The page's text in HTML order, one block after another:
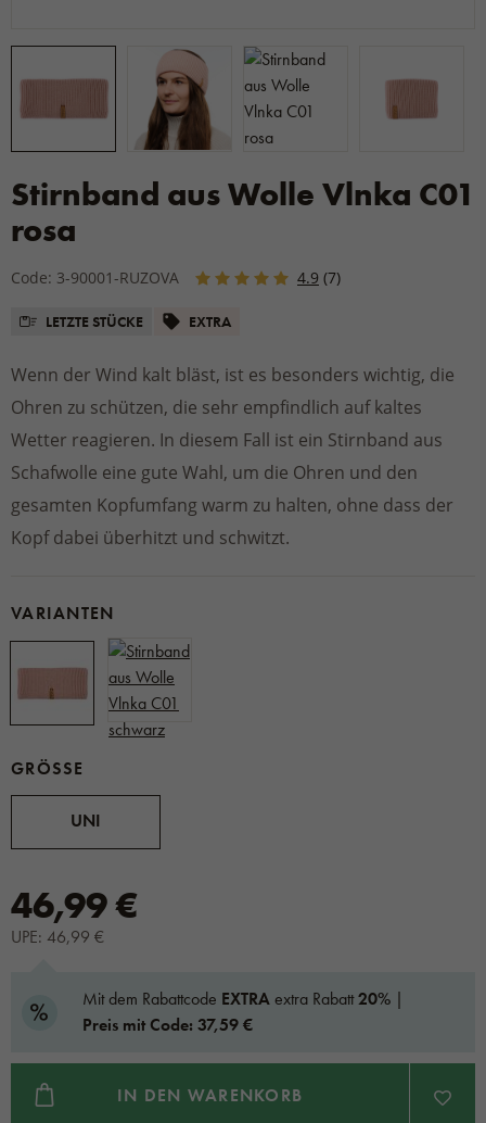
Stirnband aus Wolle Vlnka C01
rosa
Code: 3-90001-RUZOVA 4.9 (7)
LETZTE STÜCKE EXTRA
Wenn der Wind kalt bläst, ist es besonders wichtig, die
Ohren zu schützen, die sehr empfindlich auf kaltes
Wetter reagieren. In diesem Fall ist ein Stirnband aus
Schafwolle eine gute Wahl, um die Ohren und den
gesamten Kopfumfang warm zu halten, ohne dass der
Kopf dabei überhitzt und schwitzt.
VARIANTEN
GRÖSSE
UNI
46,99 €
UPE: 46,99 €
Mit dem Rabattcode EXTRAextra Rabatt20% |
Preis mit Code: 37,59 €
IN DEN WARENKORB